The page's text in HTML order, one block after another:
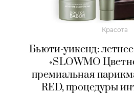
Красота
Бьюти-уикенд:
«SLOWMO
премиальная
RED, процедуры